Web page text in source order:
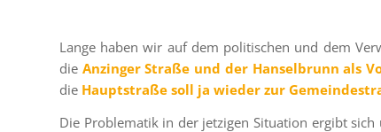
Lange haben wir auf dem politischen und dem
die Anzinger Straße und der Hanselbrunn als
die Hauptstraße soll ja wieder zur
Die Problematik in der jetzigen Situation ergibt